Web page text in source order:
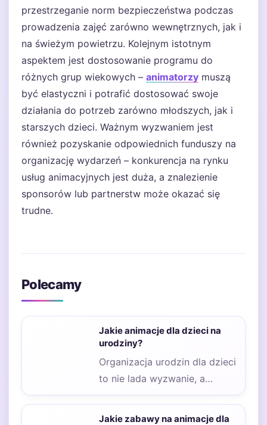
przestrzeganie norm bezpieczeństwa podczas
prowadzenia zajęć zarówno wewnętrznych, jak i
na świeżym powietrzu. Kolejnym istotnym
aspektem jest dostosowanie programu do
różnych grup wiekowych – animatorzy muszą
być elastyczni i potrafić dostosować swoje
działania do potrzeb zarówno młodszych, jak i
starszych dzieci. Ważnym wyzwaniem jest
również pozyskanie odpowiednich funduszy na
organizację wydarzeń – konkurencja na rynku
usług animacyjnych jest duża, a znalezienie
sponsorów lub partnerstw może okazać się
trudne.
Polecamy
Jakie animacje dla dzieci na
urodziny?
Organizacja urodzin dla dzieci
to nie lada wyzwanie, a
jednym z kluczowych
elementów udanej imprezy…
Jakie zabawy na animacje dla